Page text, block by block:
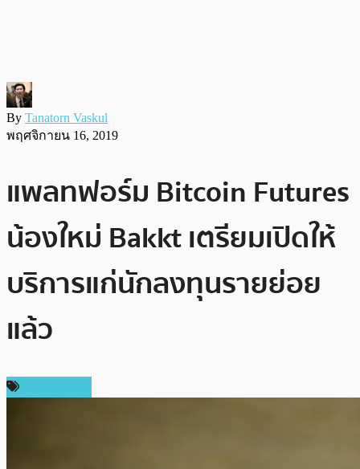
By Tanatorn Vaskul
พฤศจิกายน 16, 2019
แพลทฟอร์ม Bitcoin Futures
น้องใหม่ Bakkt เตรียมเปิดให้
บริการแก่นักลงทุนรายย่อย
แล้ว